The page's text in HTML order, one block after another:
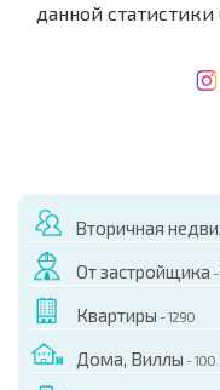
данной статистики
Вторичная
От застройщика
Квартиры - 1290
Дома, Виллы - 100